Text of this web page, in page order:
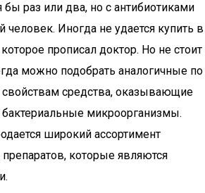
бы раз или два, но с антибиотиками
человек. Иногда не удается купить в
прописал доктор. Но не стоит
можно подобрать аналогичные по
средства, оказывающие
микроорганизмы.
широкий ассортимент
которые являются